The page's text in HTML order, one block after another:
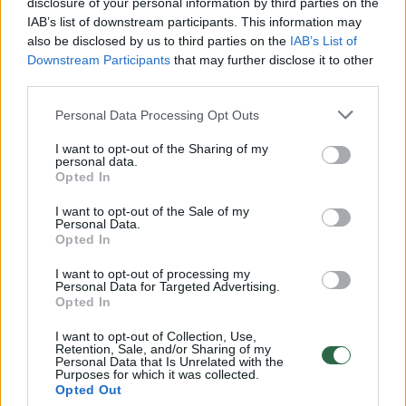
IAB’s list of downstream participants. This information may
also be disclosed by us to third parties on the IAB’s List of
Downstream Participants that may further disclose it to other
Personal Data Processing Opt Outs
I want to opt-out of the Sharing of my
personal data.
Opted In
I want to opt-out of the Sale of my
Personal Data.
Opted In
I want to opt-out of processing my
Personal Data for Targeted Advertising.
Opted In
I want to opt-out of Collection, Use,
Retention, Sale, and/or Sharing of my
Personal Data that Is Unrelated with the
Purposes for which it was collected.
Opted Out
00:00:30
Vaizdai iš tragiškos avarijos Vilniaus r.: dviejų moterų ir
vaiko gyvybių išgelbėti nepavyko
Savaitės vidurys nusimato karštas: temperatūra kils iki
32 laipsnių šilumos
vaizdas pribloškia
Žinios
00:15:54
V. Zalužno pasisakymą laiko bandymu įsitvirtinti
Ukrainos politikoje: jis yra neteisus